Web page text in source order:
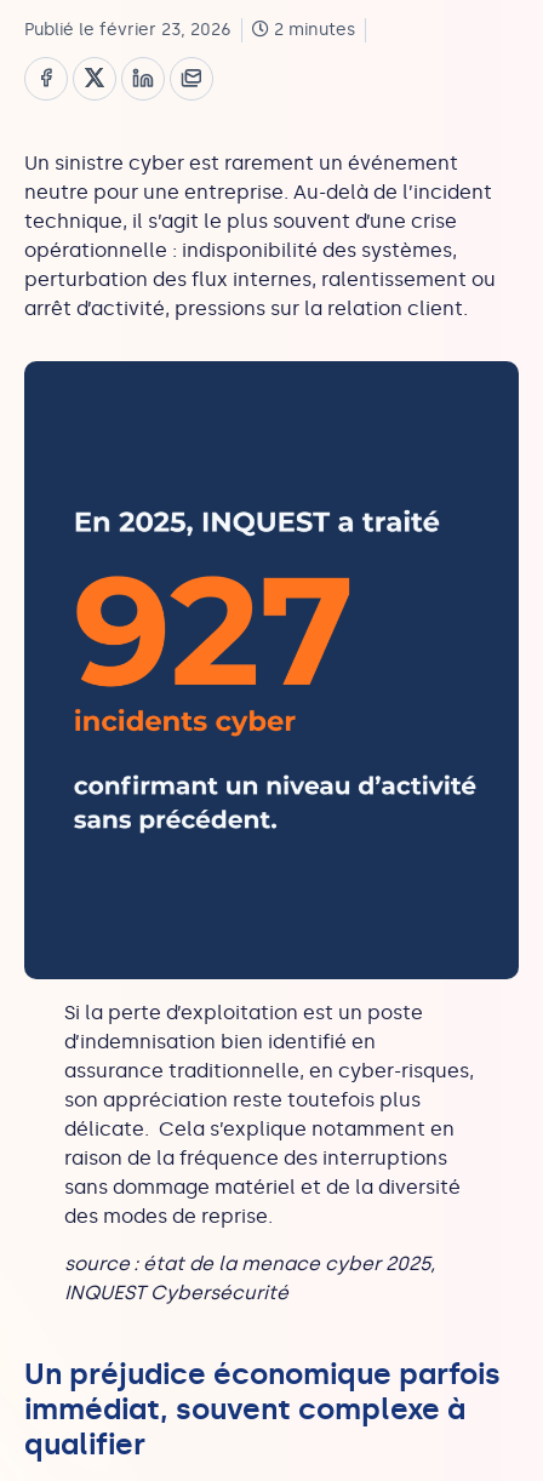
Publié le février 23, 2026 2 minutes
Un sinistre cyber est rarement un événement
neutre pour une entreprise. Au-delà de l’incident
technique, il s’agit le plus souvent d’une crise
opérationnelle : indisponibilité des systèmes,
perturbation des flux internes, ralentissement ou
arrêt d’activité, pressions sur la relation client.
Si la perte d’exploitation est un poste
d’indemnisation bien identifié en
assurance traditionnelle, en cyber-risques,
son appréciation reste toutefois plus
délicate. Cela s’explique notamment en
raison de la fréquence des interruptions
sans dommage matériel et de la diversité
des modes de reprise.
source : état de la menace cyber 2025,
INQUEST Cybersécurité
Un préjudice économique parfois
immédiat, souvent complexe à
qualifier